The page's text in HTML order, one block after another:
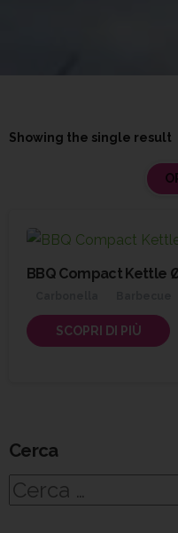
Showing the single result
BBQ Compact Kettle
SCOPRI DI PIÙ
Cerca
Ricerca